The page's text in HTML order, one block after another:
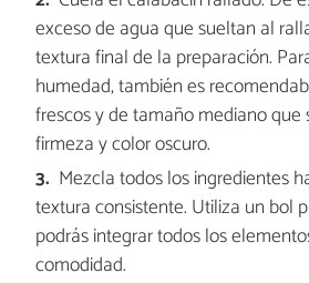
exceso de agua que sueltan al
textura final de la preparación.
humedad, también es
frescos y de tamaño mediano que
firmeza y color oscuro.
Mezcla todos los ingredientes
textura consistente. Utiliza un bol
podrás integrar todos los
comodidad.